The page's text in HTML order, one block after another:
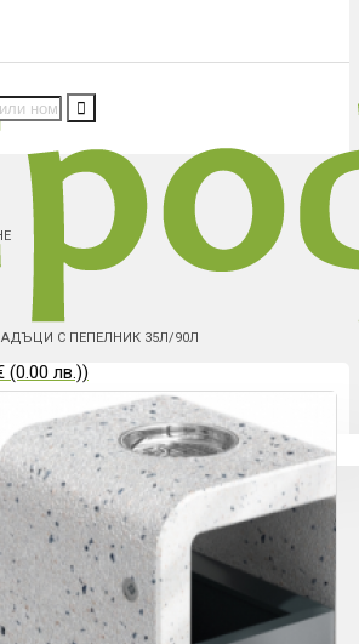
(0.00 лв.))
празна
С ПЕПЕЛНИК 35Л/90Л